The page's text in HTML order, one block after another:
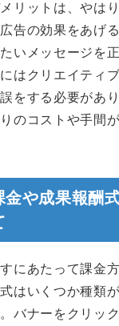
リットは、やは
告の効果をあげ
いメッセージを
はクリエイティ
をする必要があ
のコストや手間
金や成果報酬
にあたって課金
はいくつか種類
バナーをクリッ